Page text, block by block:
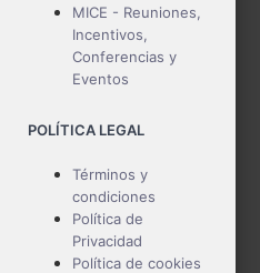
MICE - Reuniones,
Incentivos,
Conferencias y
Eventos
POLÍTICA LEGAL
Términos y
condiciones
Política de
Privacidad
Política de cookies